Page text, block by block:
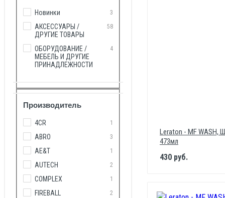
Новинки 3
АКСЕССУАРЫ /
ДРУГИЕ ТОВАРЫ
58
ОБОРУДОВАНИЕ /
МЕБЕЛЬ И ДРУГИЕ
ПРИНАДЛЕЖНОСТИ
4
Производитель
4CR 1
ABRO 3
AE&T 1
AUTECH 2
COMPLEX 1
FIREBALL 2
Leraton - MF WASH,
473мл
430 руб.